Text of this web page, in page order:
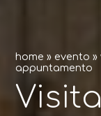
home » evento »
appuntamento